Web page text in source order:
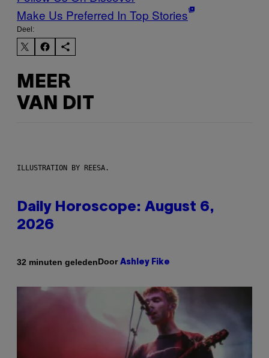
Make Us Preferred In Top Stories
Deel:
MEER
VAN DIT
ILLUSTRATION BY REESA.
Daily Horoscope: August 6,
2026
32 minuten geledenDoor Ashley Fike